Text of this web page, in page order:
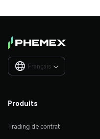
Français 
Produits
Trading de contrat